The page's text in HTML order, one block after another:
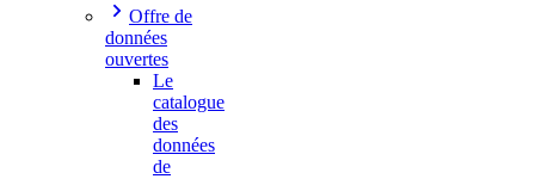
Offre de
données
ouvertes
Le
catalogue
des
données
de